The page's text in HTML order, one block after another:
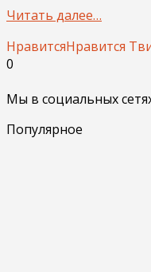
Читать далее…
НравитсяНравится
0
Мы в социальных
Популярное